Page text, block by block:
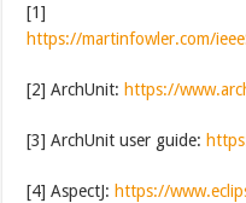
[1]
https://martinfowler.com/
[2] ArchUnit: https://
[3] ArchUnit user guide:
[4] AspectJ: https://